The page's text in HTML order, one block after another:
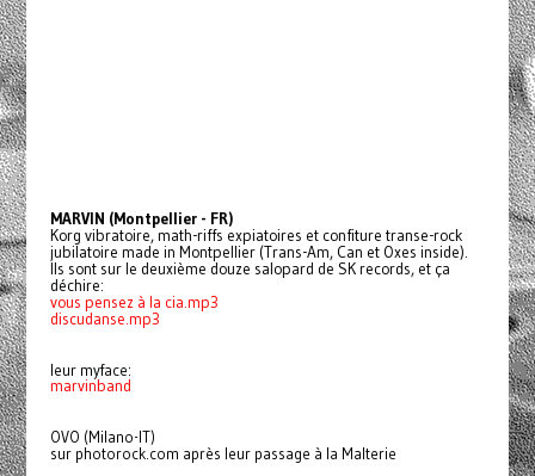
MARVIN (Montpellier - FR)
Korg vibratoire, math-riffs expiatoires et confiture transe-rock
jubilatoire made in Montpellier (Trans-Am, Can et Oxes inside).
Ils sont sur le deuxième douze salopard de SK records, et ça
déchire:
vous pensez à la cia.mp3
discudanse.mp3
leur myface:
marvinband
OVO (Milano-IT)
sur photorock.com après leur passage à la Malterie